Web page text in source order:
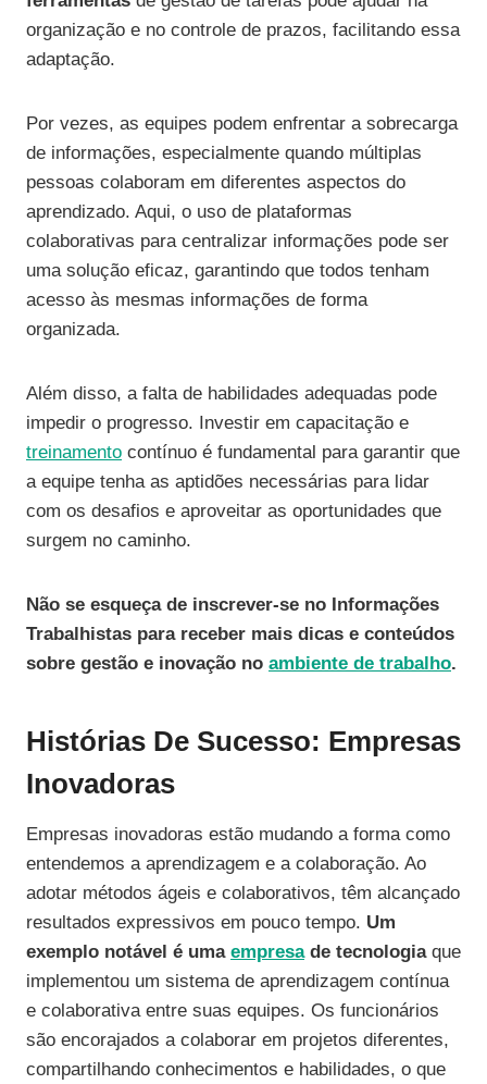
organização e no controle de prazos, facilitando essa
adaptação.
Por vezes, as equipes podem enfrentar a sobrecarga
de informações, especialmente quando múltiplas
pessoas colaboram em diferentes aspectos do
aprendizado. Aqui, o uso de plataformas
colaborativas para centralizar informações pode ser
uma solução eficaz, garantindo que todos tenham
acesso às mesmas informações de forma
organizada.
Além disso, a falta de habilidades adequadas pode
impedir o progresso. Investir em capacitação e
treinamento contínuo é fundamental para garantir que
a equipe tenha as aptidões necessárias para lidar
com os desafios e aproveitar as oportunidades que
surgem no caminho.
Não se esqueça de inscrever-se no Informações
Trabalhistas para receber mais dicas e conteúdos
sobre gestão e inovação no ambiente de trabalho.
Histórias De Sucesso: Empresas
Inovadoras
Empresas inovadoras estão mudando a forma como
entendemos a aprendizagem e a colaboração. Ao
adotar métodos ágeis e colaborativos, têm alcançado
resultados expressivos em pouco tempo. Um
exemplo notável é uma empresade tecnologiaque
implementou um sistema de aprendizagem contínua
e colaborativa entre suas equipes. Os funcionários
são encorajados a colaborar em projetos diferentes,
compartilhando conhecimentos e habilidades, o que